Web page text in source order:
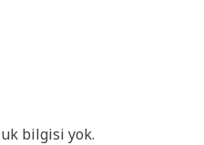
bilgisi yok.